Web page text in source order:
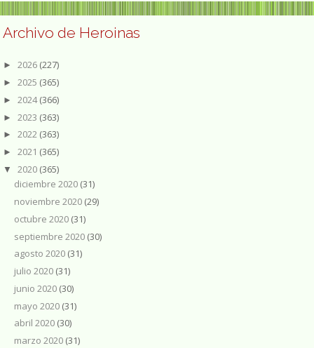
Archivo de Heroinas
► 2026 (227)
► 2025 (365)
► 2024(366)
► 2023 (363)
► 2022 (363)
► 2021 (365)
▼ 2020 (365)
diciembre 2020 (31)
noviembre 2020 (29)
octubre 2020 (31)
septiembre 2020 (30)
agosto 2020 (31)
julio 2020 (31)
junio 2020 (30)
mayo 2020 (31)
abril 2020 (30)
marzo 2020 (31)